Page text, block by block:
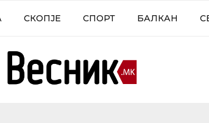
СКОПЈЕ СПОРТ БАЛКАН